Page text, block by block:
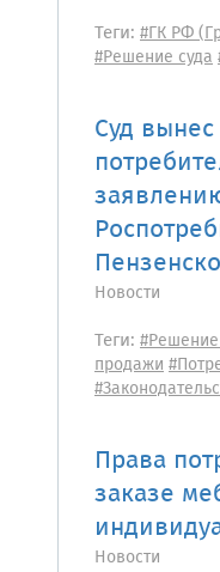
Теги: #ГК РФ
#Решение суда
Суд
Новости
Теги:
продажи
Права
заказе
Новости